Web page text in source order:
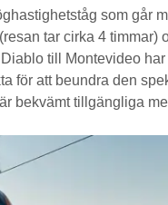
som går
tar cirka 4 timmar)
till Montevideo
för att beundra den
bekvämt tillgängliga